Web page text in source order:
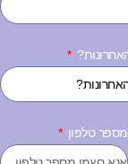
מספר טלפון